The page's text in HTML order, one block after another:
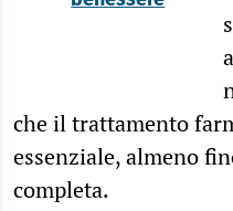
che il trattamento
essenziale, almeno
completa.